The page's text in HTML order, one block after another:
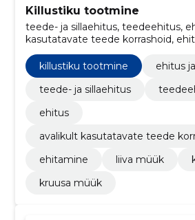
Killustiku tootmine
teede- ja sillaehitus, teedeehitus,
kasutatavate teede korrashoid,
killustiku müük, Kruusa müük,
killustiku tootmine
ehitus
teede- ja sillaehitus
ehitus
avalikult kasutatavate teede
ehitamine
liiva müük
kruusa müük